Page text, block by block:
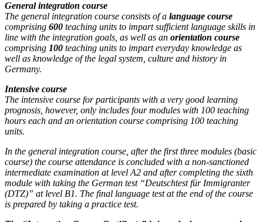
General integration course
The general integration course consists of a language course
comprising 600 teaching units to impart sufficient language skills in
line with the integration goals, as well as an orientation course
comprising 100 teaching units to impart everyday knowledge as
well as knowledge of the legal system, culture and history in
Germany.
Intensive course
The intensive course for participants with a very good learning
prognosis, however, only includes four modules with 100 teaching
hours each and an orientation course comprising 100 teaching
units.
In the general integration course, after the first three modules (basic
course) the course attendance is concluded with a non-sanctioned
intermediate examination at level A2 and after completing the sixth
module with taking the German test “Deutschtest für Immigranter
(DTZ)” at level B1. The final language test at the end of the course
is prepared by taking a practice test.